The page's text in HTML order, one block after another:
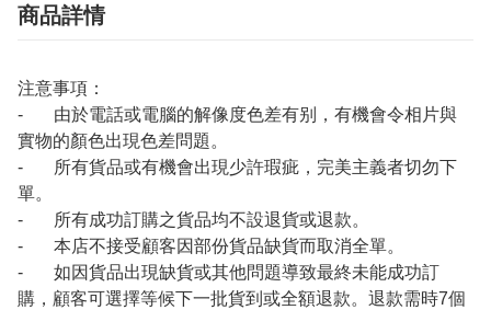
商品詳情
注意事項：
- 由於電話或電腦的解像度色差有别，有機會令相片與
實物的顏色出現色差問題。
- 所有貨品或有機會出現少許瑕疵，完美主義者切勿下
單。
- 所有成功訂購之貨品均不設退貨或退款。
- 本店不接受顧客因部份貨品缺貨而取消全單。
- 如因貨品出現缺貨或其他問題導致最終未能成功訂
購，顧客可選擇等候下一批貨到或全額退款。退款需時7個